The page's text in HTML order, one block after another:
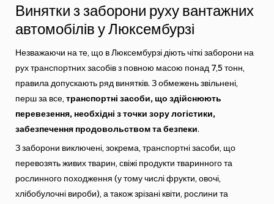
Винятки з заборони руху вантажних
автомобілів у Люксембурзі
Незважаючи на те, що в Люксембурзі діють чіткі заборони на
рух транспортних засобів з повною масою понад 7,5 тонн,
правила допускають ряд винятків. З обмежень звільнені,
перш за все, транспортні засоби, що здійснюють
перевезення, необхідні з точки зору логістики,
забезпечення продовольством та безпеки.
З заборони виключені, зокрема, транспортні засоби, що
перевозять живих тварин, свіжі продукти тваринного та
рослинного походження (у тому числі фрукти, овочі,
хлібобулочні вироби), а також зрізані квіти, рослини та